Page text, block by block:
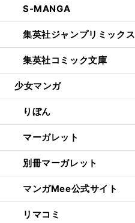
S-MANGA
集英社ジャンプリミックス
集英社コミック文庫
少女マンガ
りぼん
マーガレット
別冊マーガレット
マンガMee公式サイト
リマコミ